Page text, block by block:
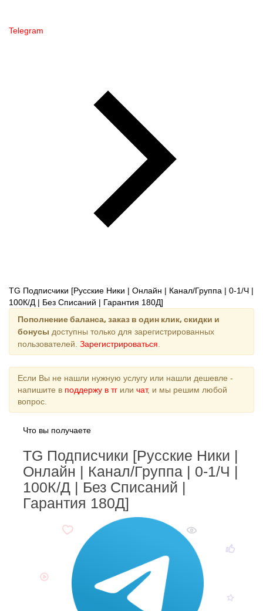
Telegram
TG Подписчики [Русские Ники | Онлайн | Канал/Группа | 0-1/Ч |
100К/Д | Без Списаний | Гарантия 180Д]
Пополнение баланса, заказ в один клик, скидки и
бонусы доступны только для зарегистрированных
пользователей. Зарегистрироваться
Если Вы не нашли нужную услугу или нашли дешевле -
напишите в поддержу в тг или чат, и мы решим любой
вопрос.
Что вы получаете
TG Подписчики [Русские Ники |
Онлайн | Канал/Группа | 0-1/Ч |
100К/Д | Без Списаний |
Гарантия 180Д]